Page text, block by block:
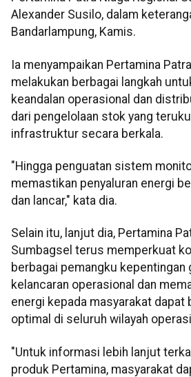
Alexander Susilo, dalam
Bandarlampung, Kamis.
Ia menyampaikan Pertamina
melakukan berbagai langkah
keandalan operasional dan
dari pengelolaan stok yang
infrastruktur secara berkala.
"Hingga penguatan sistem
memastikan penyaluran energi
dan lancar," kata dia.
Selain itu, lanjut dia, Pertamina
Sumbagsel terus memperkuat
berbagai pemangku kepentingan
kelancaran operasional dan
energi kepada masyarakat dapat
optimal di seluruh wilayah
"Untuk informasi lebih lanjut
produk Pertamina, masyarakat